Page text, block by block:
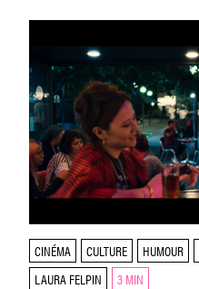
CINÉMA CULTURE HUMOUR
LAURA FELPIN
3 MIN